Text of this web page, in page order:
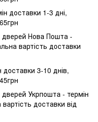
доставки 1-3 дні,
Нова Пошта -
вартість доставки
доставки 3-10 днів,
Укрпошта - термін
доставки від